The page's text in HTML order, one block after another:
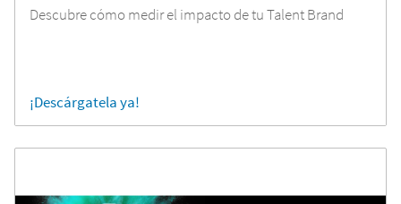
Descubre cómo medir el impacto de tu Talent Brand
¡Descárgatela ya!